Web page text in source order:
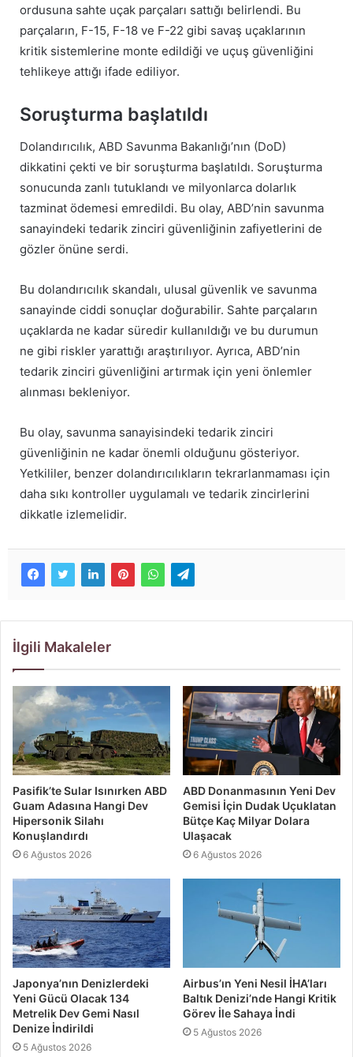
ordusuna sahte uçak parçaları sattığı belirlendi. Bu
parçaların, F-15, F-18 ve F-22 gibi savaş uçaklarının
kritik sistemlerine monte edildiği ve uçuş güvenliğini
tehlikeye attığı ifade ediliyor.
Soruşturma başlatıldı
Dolandırıcılık, ABD Savunma Bakanlığı’nın (DoD)
dikkatini çekti ve bir soruşturma başlatıldı. Soruşturma
sonucunda zanlı tutuklandı ve milyonlarca dolarlık
tazminat ödemesi emredildi. Bu olay, ABD’nin savunma
sanayindeki tedarik zinciri güvenliğinin zafiyetlerini de
gözler önüne serdi.
Bu dolandırıcılık skandalı, ulusal güvenlik ve savunma
sanayinde ciddi sonuçlar doğurabilir. Sahte parçaların
uçaklarda ne kadar süredir kullanıldığı ve bu durumun
ne gibi riskler yarattığı araştırılıyor. Ayrıca, ABD’nin
tedarik zinciri güvenliğini artırmak için yeni önlemler
alınması bekleniyor.
Bu olay, savunma sanayisindeki tedarik zinciri
güvenliğinin ne kadar önemli olduğunu gösteriyor.
Yetkililer, benzer dolandırıcılıkların tekrarlanmaması için
daha sıkı kontroller uygulamalı ve tedarik zincirlerini
dikkatle izlemelidir.
İlgili Makaleler
Pasifik’te Sular Isınırken ABD
Guam Adasına Hangi Dev
Hipersonik Silahı
Konuşlandırdı
6 Ağustos 2026
ABD Donanmasının Yeni Dev
Gemisi İçin Dudak Uçuklatan
Bütçe Kaç Milyar Dolara
Ulaşacak
6 Ağustos 2026
Japonya’nın Denizlerdeki
Yeni Gücü Olacak 134
Metrelik Dev Gemi Nasıl
Denize İndirildi
5 Ağustos 2026
Airbus’ın Yeni Nesil İHA’ları
Baltık Denizi’nde Hangi Kritik
Görev İle Sahaya İndi
5 Ağustos 2026